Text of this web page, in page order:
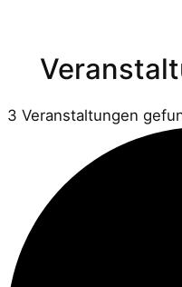
3 Veranstaltungen